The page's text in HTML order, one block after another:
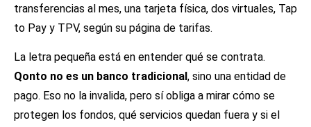
transferencias al mes, una tarjeta física, dos virtuales, Tap
to Pay y TPV, según su página de tarifas.
La letra pequeña está en entender qué se contrata.
Qonto no es un banco tradicional, sino una entidad de
pago. Eso no la invalida, pero sí obliga a mirar cómo se
protegen los fondos, qué servicios quedan fuera y si el